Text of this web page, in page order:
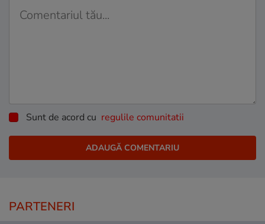
Sunt de acord cu regulile comunitatii
PARTENERI